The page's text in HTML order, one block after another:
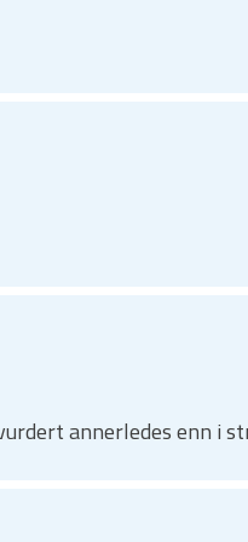
annerledes enn i